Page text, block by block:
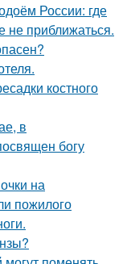
России: где
не приближаться.
костного
в
богу
на
пожилого